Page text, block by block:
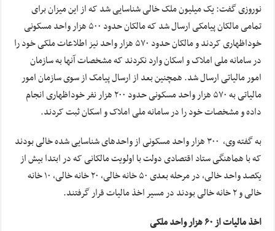
نوروزی گفت: یک میلیون ملک خالی شناسایی شد که از این میزان برای
تمامی مالکان پیامکی ارسال شد که مالکان حدود ۵۰۰ هزار واحد مسکونی
خوداظهاری کردند و مالکان حدود ۵۷۰ هزار واحد نیز اطلاعات ملکی خود را
در سامانه ملی املاک و اسکان وارد نکردند که مشخصات آنها به سازمان
امور مالیاتی ارسال شد. همچنین بعد از ارسال پیامک از سوی سازمان امور
مالیاتی به ۵۷۰ هزار واحد مسکونی حدود ۲۰۰ هزار نفر خوداظهاری انجام
داده و مشخصات خود را در سامانه ملی املاک و اسکان ثبت کردند.
به گفته وی، ۳۰۰ هزار واحد مسکونی از واحدهای شناسایی شده خالی بودند
که با هماهنگی ستاد اقتصادی دولت با اولویت مالکانی که در ابتدا بیش از
یکصد واحد خالی، در مرحله بعدی ۵۰ خانه خالی، ۲۰ خانه خالی، ۱۰ خانه
خالی و ۲ خانه خالی بودند در مسیر اخذ مالیات قرار گرفتند.
اخذ مالیات از ۶۰ هزار واحد ملکی